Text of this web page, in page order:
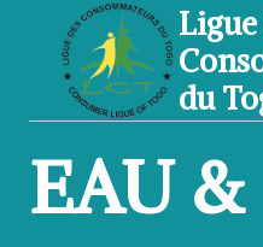
contenu
Ligue
du
EAU &